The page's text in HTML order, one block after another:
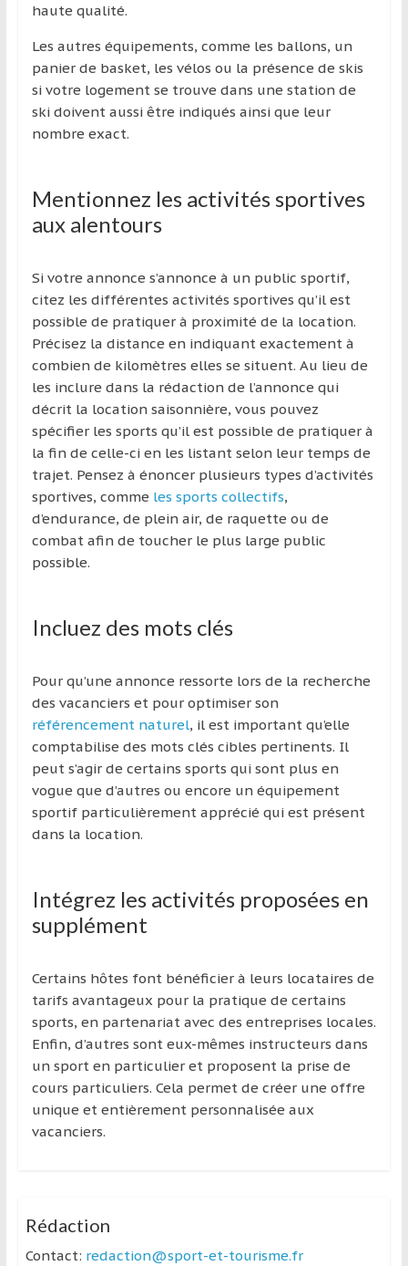
haute qualité.
Les autres équipements, comme les ballons, un
panier de basket, les vélos ou la présence de skis
si votre logement se trouve dans une station de
ski doivent aussi être indiqués ainsi que leur
nombre exact.
Mentionnez les activités sportives
aux alentours
Si votre annonce s’annonce à un public sportif,
citez les différentes activités sportives qu’il est
possible de pratiquer à proximité de la location.
Précisez la distance en indiquant exactement à
combien de kilomètres elles se situent. Au lieu de
les inclure dans la rédaction de l’annonce qui
décrit la location saisonnière, vous pouvez
spécifier les sports qu’il est possible de pratiquer à
la fin de celle-ci en les listant selon leur temps de
trajet. Pensez à énoncer plusieurs types d’activités
sportives, comme les sports collectifs,
d’endurance, de plein air, de raquette ou de
combat afin de toucher le plus large public
possible.
Incluez des mots clés
Pour qu’une annonce ressorte lors de la recherche
des vacanciers et pour optimiser son
référencement naturel, il est important qu’elle
comptabilise des mots clés cibles pertinents. Il
peut s’agir de certains sports qui sont plus en
vogue que d’autres ou encore un équipement
sportif particulièrement apprécié qui est présent
dans la location.
Intégrez les activités proposées en
supplément
Certains hôtes font bénéficier à leurs locataires de
tarifs avantageux pour la pratique de certains
sports, en partenariat avec des entreprises locales.
Enfin, d’autres sont eux-mêmes instructeurs dans
un sport en particulier et proposent la prise de
cours particuliers. Cela permet de créer une offre
unique et entièrement personnalisée aux
vacanciers.
Rédaction
Contact: redaction@sport-et-tourisme.fr